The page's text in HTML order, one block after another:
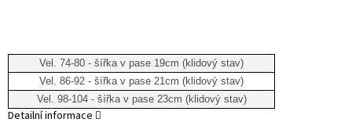
Vel. 74-80 - šířka v pase 19cm (klidový stav)
Vel. 86-92 - šířka v pase 21cm (klidový stav)
Vel. 98-104 - šířka v pase 23cm (klidový stav)
Detailní informace